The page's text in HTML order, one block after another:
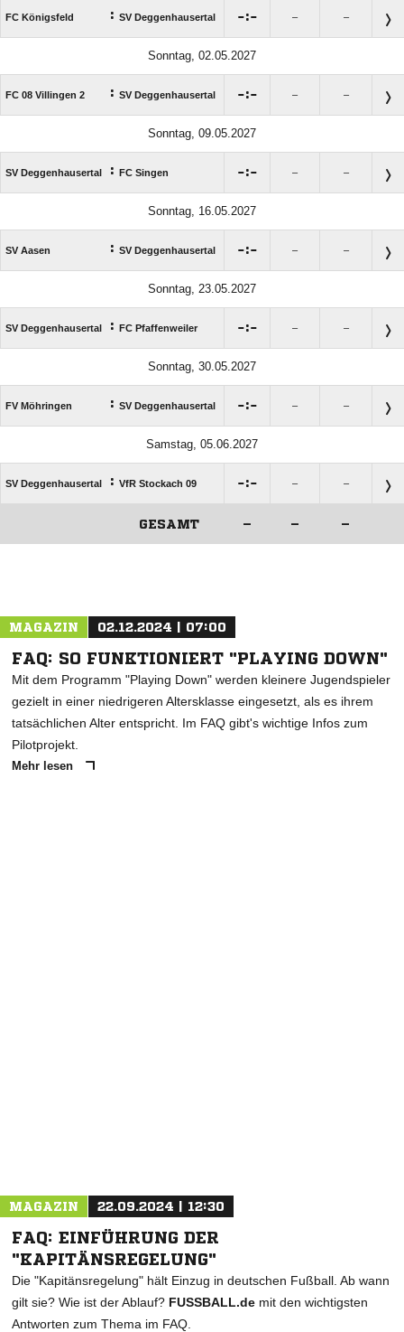
FC Königsfeld : SV Deggenhausertal : – –
Sonntag, 02.05.2027
FC 08 Villingen 2 : SV Deggenhausertal : – –
Sonntag, 09.05.2027
SV Deggenhausertal : FC Singen : – –
Sonntag, 16.05.2027
SV Aasen : SV Deggenhausertal : – –
Sonntag, 23.05.2027
SV Deggenhausertal : FC Pfaffenweiler : – –
Sonntag, 30.05.2027
FV Möhringen : SV Deggenhausertal : – –
Samstag, 05.06.2027
SV Deggenhausertal : VfR Stockach 09 : – –
GESAMT – – –
MAGAZIN 02.12.2024 | 07:00
FAQ: SO FUNKTIONIERT "PLAYING DOWN"
Mit dem Programm "Playing Down" werden kleinere Jugendspieler
gezielt in einer niedrigeren Altersklasse eingesetzt, als es ihrem
tatsächlichen Alter entspricht. Im FAQ gibt's wichtige Infos zum
Pilotprojekt.
Mehr lesen
MAGAZIN 22.09.2024 | 12:30
FAQ: EINFÜHRUNG DER
"KAPITÄNSREGELUNG"
Die "Kapitänsregelung" hält Einzug in deutschen Fußball. Ab wann
gilt sie? Wie ist der Ablauf? FUSSBALL.de mit den wichtigsten
Antworten zum Thema im FAQ.